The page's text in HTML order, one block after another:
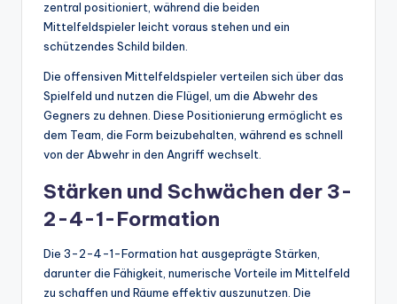
zentral positioniert, während die beiden
Mittelfeldspieler leicht voraus stehen und ein
schützendes Schild bilden.
Die offensiven Mittelfeldspieler verteilen sich über das
Spielfeld und nutzen die Flügel, um die Abwehr des
Gegners zu dehnen. Diese Positionierung ermöglicht es
dem Team, die Form beizubehalten, während es schnell
von der Abwehr in den Angriff wechselt.
Stärken und Schwächen der 3-
2-4-1-Formation
Die 3-2-4-1-Formation hat ausgeprägte Stärken,
darunter die Fähigkeit, numerische Vorteile im Mittelfeld
zu schaffen und Räume effektiv auszunutzen. Die